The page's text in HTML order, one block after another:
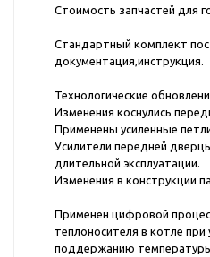
Стоимость запчастей для
Стандартный комплект
документация,инструкция.
Технологические
Изменения коснулись
Применены усиленные
Усилители передней
длительной эксплуатации.
Изменения в конструкции
Применен цифровой
теплоносителя в котле
поддержанию температуры